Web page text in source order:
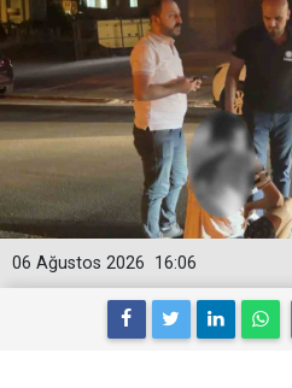
16:06
06 Ağustos 2026